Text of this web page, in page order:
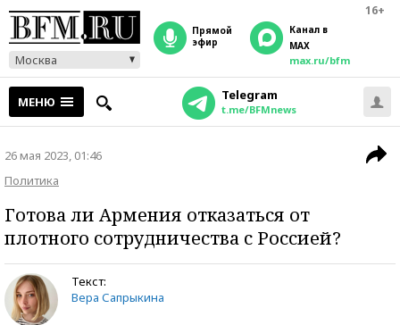
16+
Москва
прямой
эфир
Канал в
MAX
max.ru/bfm
МЕНЮ Telegram
t.me/BFMnews
26 мая 2023, 01:46
Политика
Готова ли Армения отказаться от
плотного сотрудничества с Россией?
Текст:
Вера Сапрыкина